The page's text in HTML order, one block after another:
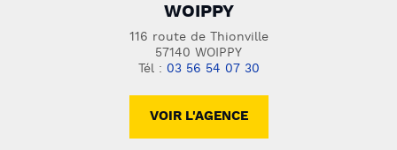
WOIPPY
116 route de Thionville
57140 WOIPPY
Tél : 03 56 54 07 30
VOIR L'AGENCE